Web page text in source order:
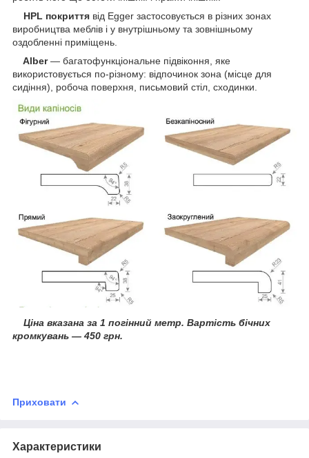
HPL покриття від Egger застосовується в різних зонах
виробництва меблів і у внутрішньому та зовнішньому
оздобленні приміщень.
Alber— багатофункціональне підвіконня, яке
використовується по-різному: відпочинок зона (місце для
сидіння), робоча поверхня, письмовий стіл, сходинки.
Ціна вказана за 1 погінний метр. Вартість бічних
кромкувань — 450 грн.
Приховати
Характеристики